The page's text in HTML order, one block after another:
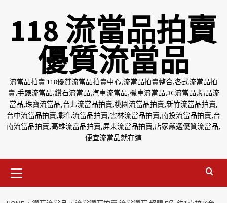
118 流當品拍賣
優質流當品
流當品拍賣 118優質流當品拍賣中心,流當品拍賣整合,各式流當品拍
賣,手錶流當品,鑽石流當品,汽車流當品,機車流當品,3C流當品,精品流
當品,珠寶流當品,台北流當品拍賣,桃園流當品拍賣,新竹流當品拍賣,
台中流當品拍賣,彰化流當品拍賣,雲林流當品拍賣,南投流當品拍賣,台
南流當品拍賣,高雄流當品拍賣,屏東流當品拍賣,店家嚴選優質流當品,
便宜流當品就在這
Menu